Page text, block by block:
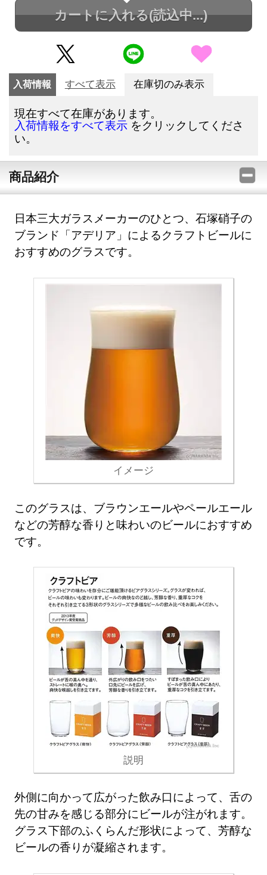
カートに入れる(読込中...)
入荷情報 すべて表示 在庫切のみ表示
現在すべて在庫があります。
入荷情報をすべて表示 をクリックしてくださ
い。
商品紹介
日本三大ガラスメーカーのひとつ、石塚硝子の
ブランド「アデリア」によるクラフトビールに
おすすめのグラスです。
イメージ
このグラスは、ブラウンエールやペールエール
などの芳醇な香りと味わいのビールにおすすめ
です。
説明
外側に向かって広がった飲み口によって、舌の
先の甘みを感じる部分にビールが注がれます。
グラス下部のふくらんだ形状によって、芳醇な
ビールの香りが凝縮されます。